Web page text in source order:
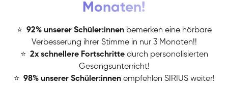
Monaten!
⭐ 92% unserer Schüler:innen bemerken eine hörbare
Verbesserung ihrer Stimme in nur 3 Monaten!!
⭐ 2x schnellere Fortschritte durch personalisierten
Gesangsunterricht!
⭐ 98% unserer Schüler:innen empfehlen SIRIUS weiter!